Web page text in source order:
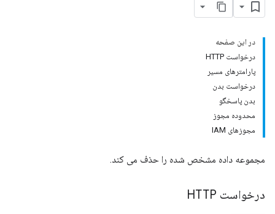
در این صفحه
درخواست HTTP
پارامترهای مسیر
درخواست بدن
بدن پاسخگو
محدوده مجوز
مجوزهای IAM
مجموعه داده مشخص شده را حذف می کند.
درخواست HTTP